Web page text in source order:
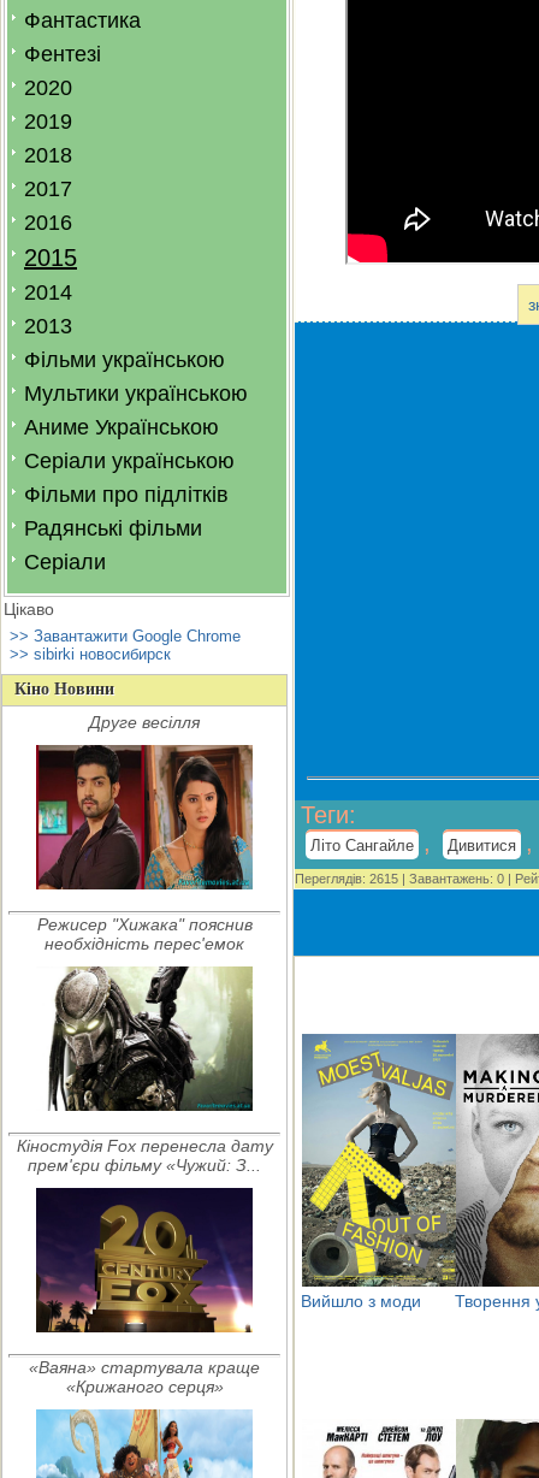
Фантастика
Фентезі
2020
2019
2018
2017
2016
2015
2014
2013
Фільми українською
Мультики українською
Аниме Українською
Серіали українською
Фільми про підлітків
Радянські фільми
Серіали
Цікаво
>> Завантажити Google Chrome
>> sibirki новосибирск
Кіно Новини
Друге весілля
Режисер "Хижака" пояснив
необхідність перес'емок
Кіностудія Fox перенесла дату
прем'єри фільму «Чужий: З...
«Ваяна» стартувала краще
«Крижаного серця»
Теги:
Літо Сангайле , Дивитися ,
Переглядів: 2615 | Завантажень: 0 |
Вийшло з моди Творення